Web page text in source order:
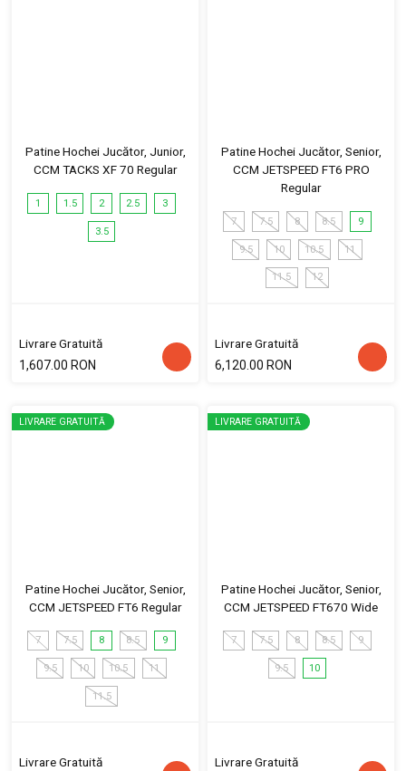
Patine Hochei Jucător, Junior,
CCM TACKS XF 70 Regular
1 1.5 2 2.5 3
3.5
Livrare Gratuită
1,607.00 RON
Patine Hochei Jucător, Senior,
CCM JETSPEED FT6 PRO
Regular
7 7.5 8 8.5 9
9.5 10 10.5 11
11.5 12
Livrare Gratuită
6,120.00 RON
LIVRARE GRATUITĂ
Patine Hochei Jucător, Senior,
CCM JETSPEED FT6 Regular
7 7.5 8 8.5 9
9.5 10 10.5 11
11.5
Livrare Gratuită
LIVRARE GRATUITĂ
Patine Hochei Jucător, Senior,
CCM JETSPEED FT670 Wide
7 7.5 8 8.5 9
9.5 10
Livrare Gratuită